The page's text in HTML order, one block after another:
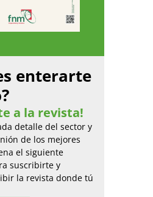
enterarte
a la revista!
detalle del sector y
de los mejores
el siguiente
suscribirte y
la revista donde tú